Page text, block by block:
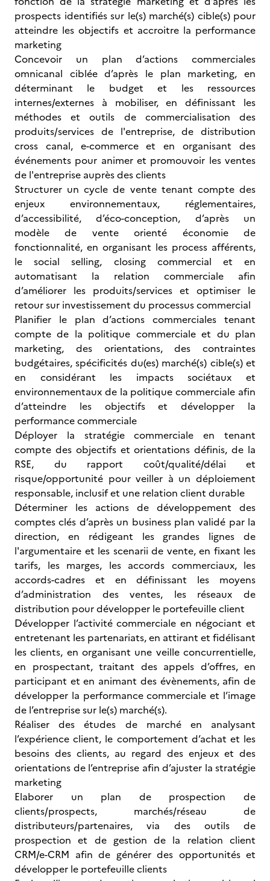
prospects identifiés sur le(s) marché(s) cible(s) pour
atteindre les objectifs et accroitre la performance
marketing
Concevoir un plan d’actions commerciales
omnicanal ciblée d’après le plan marketing, en
déterminant le budget et les ressources
internes/externes à mobiliser, en définissant les
méthodes et outils de commercialisation des
produits/services de l'entreprise, de distribution
cross canal, e-commerce et en organisant des
événements pour animer et promouvoir les ventes
de l'entreprise auprès des clients
Structurer un cycle de vente tenant compte des
enjeux environnementaux, réglementaires,
d’accessibilité, d’éco-conception, d’après un
modèle de vente orienté économie de
fonctionnalité, en organisant les process afférents,
le social selling, closing commercial et en
automatisant la relation commerciale afin
d’améliorer les produits/services et optimiser le
retour sur investissement du processus commercial
Planifier le plan d’actions commerciales tenant
compte de la politique commerciale et du plan
marketing, des orientations, des contraintes
budgétaires, spécificités du(es) marché(s) cible(s) et
en considérant les impacts sociétaux et
environnementaux de la politique commerciale afin
d’atteindre les objectifs et développer la
performance commerciale
Déployer la stratégie commerciale en tenant
compte des objectifs et orientations définis, de la
RSE, du rapport coût/qualité/délai et
risque/opportunité pour veiller à un déploiement
responsable, inclusif et une relation client durable
Déterminer les actions de développement des
comptes clés d’après un business plan validé par la
direction, en rédigeant les grandes lignes de
l'argumentaire et les scenarii de vente, en fixant les
tarifs, les marges, les accords commerciaux, les
accords-cadres et en définissant les moyens
d’administration des ventes, les réseaux de
distribution pour développer le portefeuille client
Développer l’activité commerciale en négociant et
entretenant les partenariats, en attirant et fidélisant
les clients, en organisant une veille concurrentielle,
en prospectant, traitant des appels d’offres, en
participant et en animant des évènements, afin de
développer la performance commerciale et l’image
de l’entreprise sur le(s) marché(s).
Réaliser des études de marché en analysant
l’expérience client, le comportement d’achat et les
besoins des clients, au regard des enjeux et des
orientations de l’entreprise afin d’ajuster la stratégie
marketing
Elaborer un plan de prospection de
clients/prospects, marchés/réseau de
distributeurs/partenaires, via des outils de
prospection et de gestion de la relation client
CRM/e-CRM afin de générer des opportunités et
développer le portefeuille clients